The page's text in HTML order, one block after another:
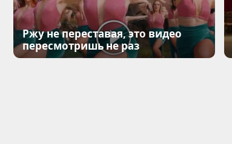
Ржу не переставая, это видео
пересмотришь не раз